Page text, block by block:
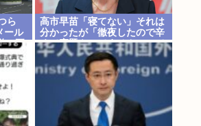
ら
ール
→両
じ逮
高市早苗「寝てない」それは
分かったが「徹夜したので辛
くて宿題やってません」って
言う奴高市早苗以外に見たこ
とないのだが